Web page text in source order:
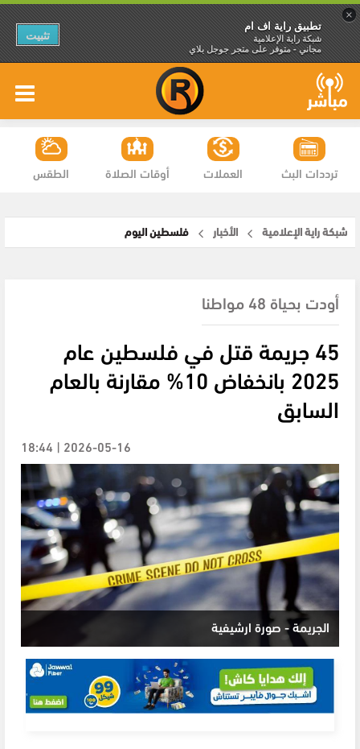
×
تطبيق راية اف ام
شبكة راية الإعلامية
مجاني - متوفر على متجر جوجل بلاي
تثبيت
الطقس أوقات الصلاة العملات ترددات البث
شبكة راية الإعلامية الأخبار فلسطين اليوم
أودت بحياة 48 مواطنا
45 جريمة قتل في فلسطين عام
2025 بانخفاض 10% مقارنة بالعام
السابق
2026-05-16 | 18:44
الجريمة - صورة ارشيفية